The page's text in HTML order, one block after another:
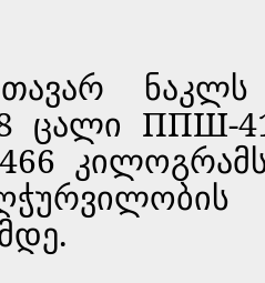
ППШ-41